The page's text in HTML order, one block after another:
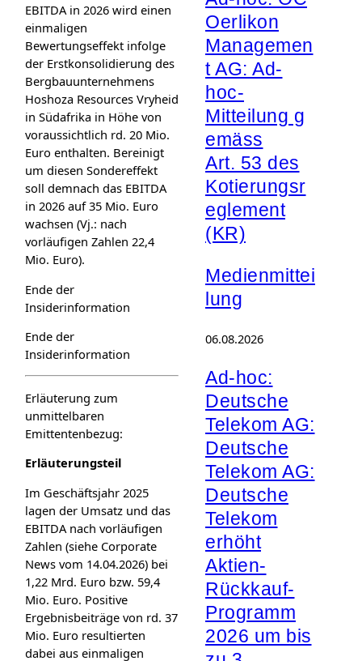
EBITDA in 2026 wird einen
einmaligen
Bewertungseffekt infolge
der Erstkonsolidierung des
Bergbauunternehmens
Hoshoza Resources Vryheid
in Südafrika in Höhe von
voraussichtlich rd. 20 Mio.
Euro enthalten. Bereinigt
um diesen Sondereffekt
soll demnach das EBITDA
in 2026 auf 35 Mio. Euro
wachsen (Vj.: nach
vorläufigen Zahlen 22,4
Mio. Euro).
Ende der
Insiderinformation
Ende der
Insiderinformation
Erläuterung zum
unmittelbaren
Emittentenbezug:
Erläuterungsteil
Im Geschäftsjahr 2025
lagen der Umsatz und das
EBITDA nach vorläufigen
Zahlen (siehe Corporate
News vom 14.04.2026) bei
1,22 Mrd. Euro bzw. 59,4
Mio. Euro. Positive
Ergebnisbeiträge von rd. 37
Mio. Euro resultierten
dabei aus einmaligen
Oerlikon
Managemen
t AG: Ad-
hoc-
Mitteilung g
emäss
Art. 53 des
Kotierungsr
eglement
(KR)
Medienmittei
lung
06.08.2026
Ad-hoc:
Deutsche
Telekom AG:
Deutsche
Telekom AG:
Deutsche
Telekom
erhöht
Aktien-
Rückkauf-
Programm
2026 um bis